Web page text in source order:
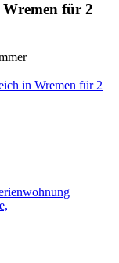
für 2
in Wremen für 2